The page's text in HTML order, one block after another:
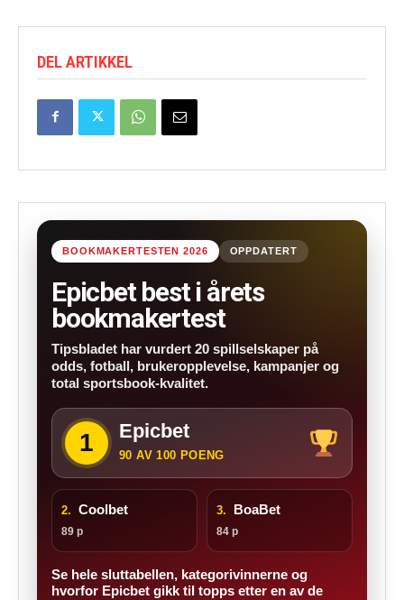
DEL ARTIKKEL
BOOKMAKERTESTEN 2026 OPPDATERT
Epicbet best i årets
bookmakertest
Tipsbladet har vurdert 20 spillselskaper på
odds, fotball, brukeropplevelse, kampanjer og
total sportsbook-kvalitet.
1 Epicbet
90 AV 100 POENG
2. Coolbet
89 p
3. BoaBet
84 p
Se hele sluttabellen, kategorivinnerne og
hvorfor Epicbet gikk til topps etter en av de